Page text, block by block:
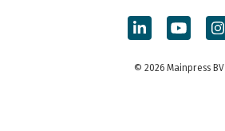
© 2026 Mainpress BV